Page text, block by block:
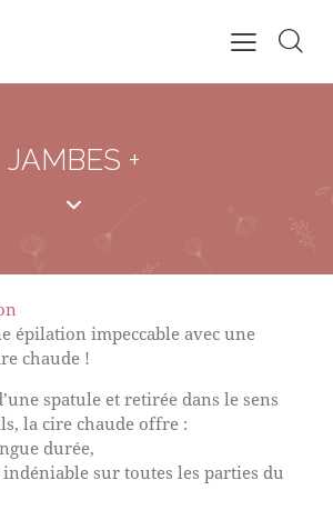
JAMBES +
épilation impeccable avec une
chaude !
spatule et retirée dans le sens
la cire chaude offre :
durée,
indéniable sur toutes les parties du